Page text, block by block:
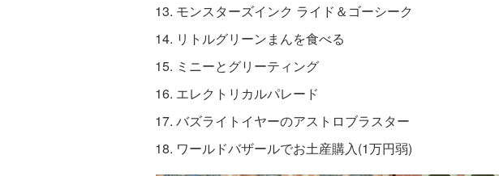
モンスターズインク ライド＆ゴーシーク
リトルグリーンまんを食べる
ミニーとグリーティング
エレクトリカルパレード
バズライトイヤーのアストロブラスター
ワールドバザールでお土産購入(1万円弱)